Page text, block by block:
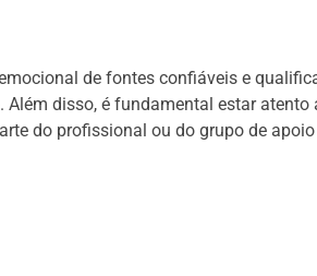
de fontes confiáveis e
Além disso, é fundamental estar
do profissional ou do grupo de